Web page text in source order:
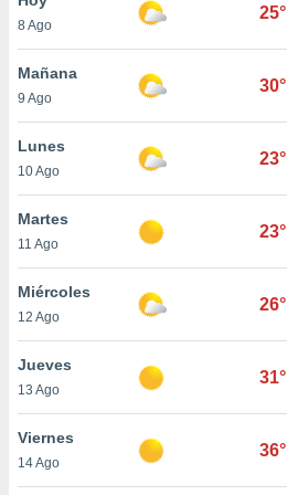
en
más
nuestra
de
cookies
aceptar
8 Ago
25°
Mañana
9 Ago
30°
Lunes
10 Ago
23°
Martes
11 Ago
23°
Miércoles
12 Ago
26°
Jueves
13 Ago
31°
Viernes
14 Ago
36°